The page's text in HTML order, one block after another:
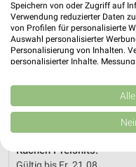
25,2
Küchen Preishits!
Gültig bis Fr. 21.08.
Speichern von oder Zugriff auf
Verwendung reduzierter Daten
von Profilen für personalisierte
Auswahl personalisierter
Personalisierung von Inhalten.
personalisierter Inhalte.
Kombinationen von Daten aus
Verbesserung der Angebote.
von Inhalten.
Daten können außerhalb der
USA gesendet werden.
Website/App.